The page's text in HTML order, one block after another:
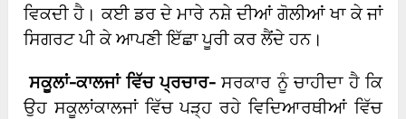
ਵਿਕਦੀ ਹੈ। ਕਈ ਡਰ ਦੇ ਮਾਰੇ ਨਸ਼ੇ ਦੀਆਂ ਗੋਲੀਆਂ ਖਾ ਕੇ ਜਾਂ
ਸਿਗਰਟ ਪੀ ਕੇ ਆਪਣੀ ਇੱਛਾ ਪੂਰੀ ਕਰ ਲੈਂਦੇ ਹਨ।
ਸਕੂਲਾਂ-ਕਾਲਜਾਂ ਵਿੱਚ ਪ੍ਰਚਾਰ- ਸਰਕਾਰ ਨੂੰ ਚਾਹੀਦਾ ਹੈ ਕਿ
ਉਹ ਸਕੂਲਾਂਕਾਲਜਾਂ ਵਿੱਚ ਪੜ੍ਹ ਰਹੇ ਵਿਦਿਆਰਥੀਆਂ ਵਿੱਚ